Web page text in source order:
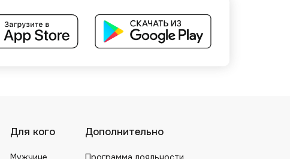
Для кого Дополнительно